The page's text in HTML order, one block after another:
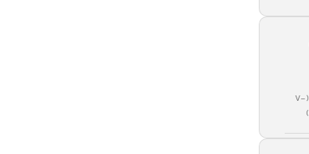
آلومینیومی (V-